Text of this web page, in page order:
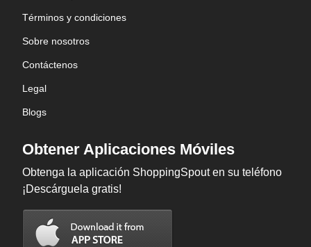
Términos y condiciones
Sobre nosotros
Contáctenos
Legal
Blogs
Obtener Aplicaciones Móviles
Obtenga la aplicación ShoppingSpout en su teléfono
¡Descárguela gratis!